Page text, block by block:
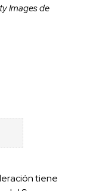
Images de
tiene